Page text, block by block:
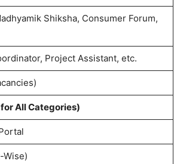
Shiksha, Consumer Forum,
Project Assistant, etc.
All Categories)
Wise)